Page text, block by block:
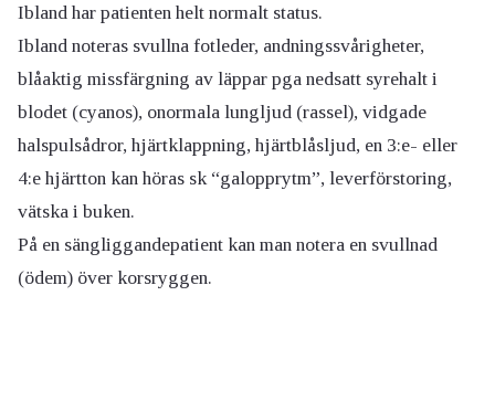
Ibland har patienten helt normalt status.
Ibland noteras svullna fotleder, andningssvårigheter,
blåaktig missfärgning av läppar pga nedsatt syrehalt i
blodet (cyanos), onormala lungljud (rassel), vidgade
halspulsådror, hjärtklappning, hjärtblåsljud, en 3:e- eller
4:e hjärtton kan höras sk “galopprytm”, leverförstoring,
vätska i buken.
På en sängliggandepatient kan man notera en svullnad
(ödem) över korsryggen.